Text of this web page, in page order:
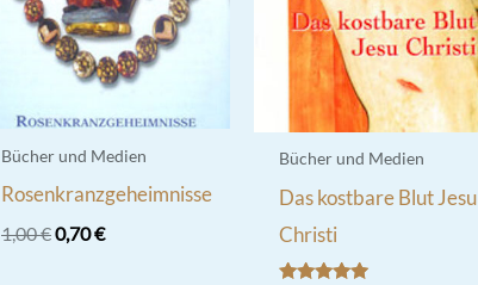
Bücher und Medien
Rosenkranzgeheimnisse
1,00€Ursprünglicher
0,70€Aktueller
Bücher und Medien
Das kostbare Blut Jesu
Christi